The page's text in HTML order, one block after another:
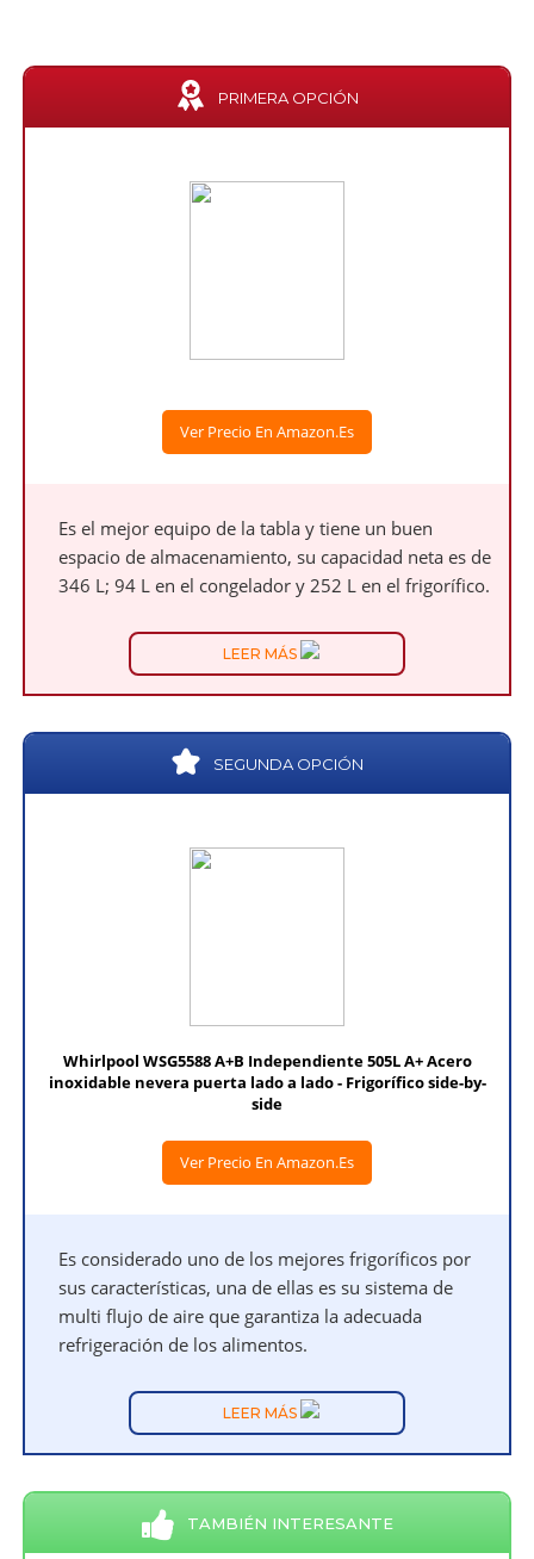
PRIMERA OPCIÓN
Ver Precio En Amazon.es
Es el mejor equipo de la tabla y tiene un buen
espacio de almacenamiento, su capacidad neta es de
346 L; 94 L en el congelador y 252 L en el frigorífico.
LEER MÁS
SEGUNDA OPCIÓN
Whirlpool WSG5588 A+B Independiente 505L A+ Acero
inoxidable nevera puerta lado a lado - Frigorífico side-by-
side
Ver Precio En Amazon.es
Es considerado uno de los mejores frigoríficos por
sus características, una de ellas es su sistema de
multi flujo de aire que garantiza la adecuada
refrigeración de los alimentos.
LEER MÁS
TAMBIÉN INTERESANTE